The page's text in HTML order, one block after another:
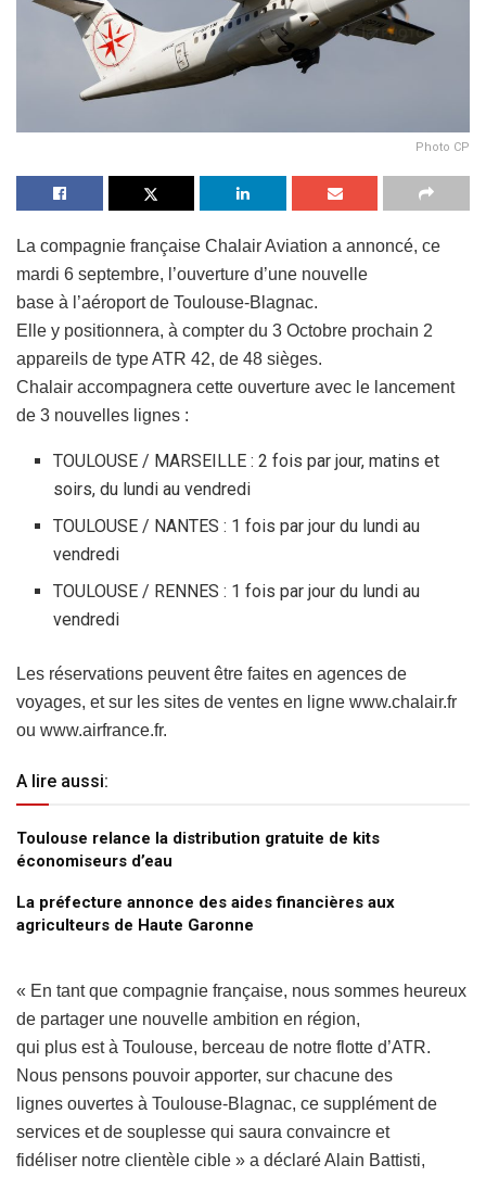
Photo CP
La compagnie française Chalair Aviation a annoncé, ce
mardi 6 septembre, l’ouverture d’une nouvelle
base à l’aéroport de Toulouse-Blagnac.
Elle y positionnera, à compter du 3 Octobre prochain 2
appareils de type ATR 42, de 48 sièges.
Chalair accompagnera cette ouverture avec le lancement
de 3 nouvelles lignes :
TOULOUSE / MARSEILLE : 2 fois par jour, matins et
soirs, du lundi au vendredi
TOULOUSE / NANTES : 1 fois par jour du lundi au
vendredi
TOULOUSE / RENNES : 1 fois par jour du lundi au
vendredi
Les réservations peuvent être faites en agences de
voyages, et sur les sites de ventes en ligne www.chalair.fr
ou www.airfrance.fr.
A lire aussi:
Toulouse relance la distribution gratuite de kits
économiseurs d’eau
La préfecture annonce des aides financières aux
agriculteurs de Haute Garonne
« En tant que compagnie française, nous sommes heureux
de partager une nouvelle ambition en région,
qui plus est à Toulouse, berceau de notre flotte d’ATR.
Nous pensons pouvoir apporter, sur chacune des
lignes ouvertes à Toulouse-Blagnac, ce supplément de
services et de souplesse qui saura convaincre et
fidéliser notre clientèle cible » a déclaré Alain Battisti,